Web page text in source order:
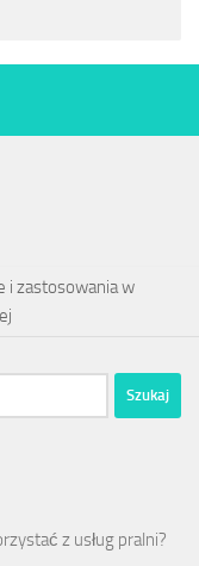
i zastosowania w
z usług pralni?